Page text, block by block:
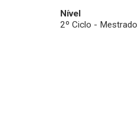
Nível
2º Ciclo - Mestrado